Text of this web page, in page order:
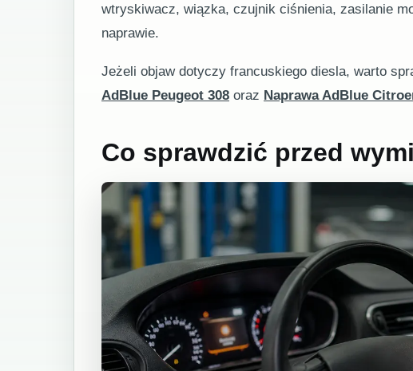
wtryskiwacz, wiązka, czujnik ciśnienia, zasilanie
naprawie.
Jeżeli objaw dotyczy francuskiego diesla, warto
AdBlue Peugeot 308 oraz Naprawa AdBlue
Co sprawdzić przed